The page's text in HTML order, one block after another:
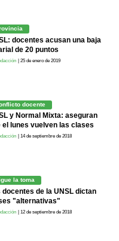
docentes acusan una baja
de 20 puntos
| 25 de enero de 2019
docente
y Normal Mixta: aseguran
el lunes vuelven las clases
| 14 de septiembre de 2018
la toma
docentes de la UNSL dictan
"alternativas"
| 12 de septiembre de 2018